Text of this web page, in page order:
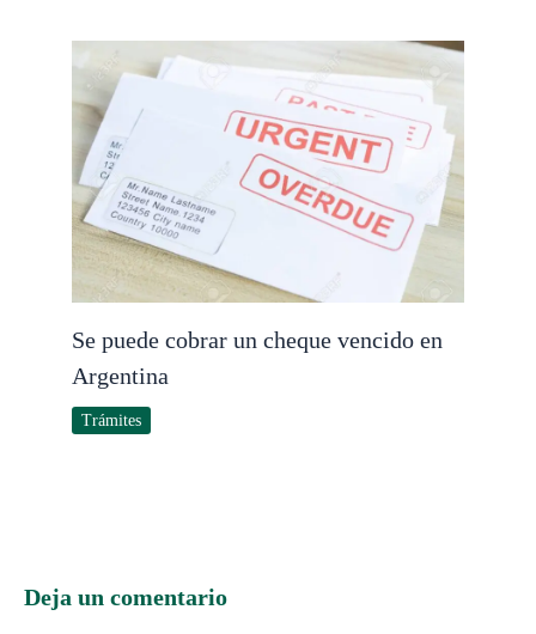
Se puede cobrar un cheque vencido en
Argentina
Trámites
Deja un comentario